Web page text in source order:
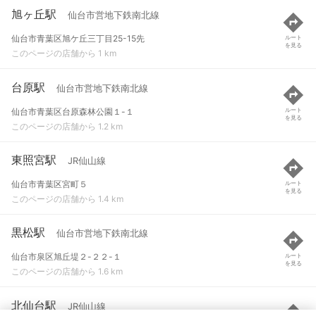
旭ヶ丘駅 仙台市営地下鉄南北線
仙台市青葉区旭ケ丘三丁目25-15先
このページの店舗から 1 km
ルート
を見る
台原駅 仙台市営地下鉄南北線
仙台市青葉区台原森林公園１-１
このページの店舗から 1.2 km
ルート
を見る
東照宮駅 JR仙山線
仙台市青葉区宮町５
このページの店舗から 1.4 km
ルート
を見る
黒松駅 仙台市営地下鉄南北線
仙台市泉区旭丘堤２-２２-１
このページの店舗から 1.6 km
ルート
を見る
北仙台駅 JR仙山線